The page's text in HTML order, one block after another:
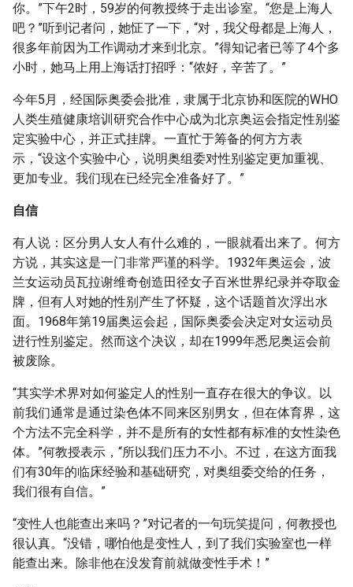
你。”下午2时，59岁的何教授终于走出诊室。“您是上海人
吧？”听到记者问，她怔了一下，“对，我父母都是上海人，
很多年前因为工作调动才来到北京。”得知记者已等了4个多
小时，她马上用上海话打招呼：“侬好，辛苦了。”
今年5月，经国际奥委会批准，隶属于北京协和医院的WHO
人类生殖健康培训研究合作中心成为北京奥运会指定性别鉴
定实验中心，并正式挂牌。一直忙于筹备的何方方表
示，“设这个实验中心，说明奥组委对性别鉴定更加重视、
更加专业。我们现在已经完全准备好了。”
自信
有人说：区分男人女人有什么难的，一眼就看出来了。何方
方说，其实这是一门非常严谨的科学。1932年奥运会，波
兰女运动员瓦拉谢维奇创造田径女子百米世界纪录并夺取金
牌，但有人对她的性别产生了怀疑，这个话题首次浮出水
面。1968年第19届奥运会起，国际奥委会决定对女运动员
进行性别鉴定。然而这个决议，却在1999年悉尼奥运会前
被废除。
“其实学术界对如何鉴定人的性别一直存在很大的争议。以
前我们通常是通过染色体不同来区别男女，但在体育界，这
个方法不完全科学，并不是所有的女性都有标准的女性染色
体。”何教授表示，“所以我们压力不小。不过，在这方面我
们有30年的临床经验和基础研究，对奥组委交给的任务，
我们很有自信。”
“变性人也能查出来吗？”对记者的一句玩笑提问，何教授也
很认真。“没错，哪怕他是变性人，到了我们实验室也一样
能查出来。除非他在没发育前就做变性手术！”